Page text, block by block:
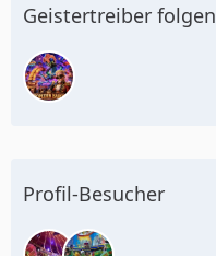
Geistertreiber folgen
Profil-Besucher